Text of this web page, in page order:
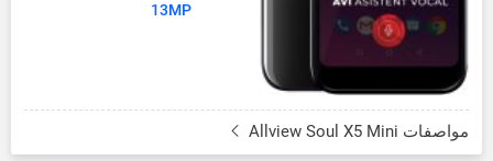
13MP
مواصفات Allview Soul X5 Mini